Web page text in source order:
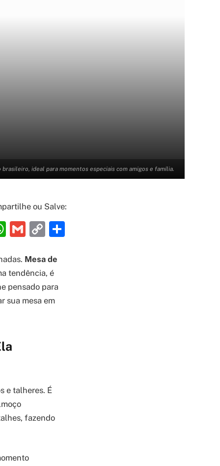
ideal para momentos especiais com amigos e família.
ou Salve:
WhatsApp
Gmail
Copy
Mesa de
tendência, é
pensado para
sua mesa em
e talheres. É
fazendo